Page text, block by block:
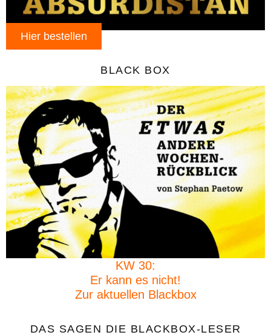
Hier bestellen
BLACK BOX
KW 30:
Er kann es nicht!
Zur aktuellen Blackbox
DAS SAGEN DIE BLACKBOX-LESER